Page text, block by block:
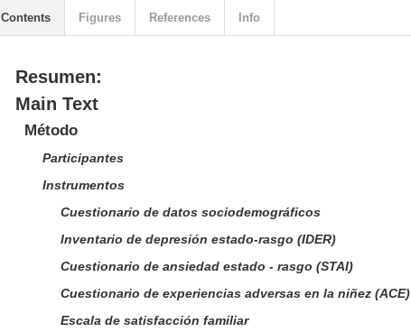
Resumen:
Main Text
Método
Participantes
Instrumentos
Cuestionario de datos sociodemográficos
Inventario de depresión estado-rasgo (IDER)
Cuestionario de ansiedad estado - rasgo (STAI)
Cuestionario de experiencias adversas en la niñez (ACE)
Escala de satisfacción familiar
Contents Figures References Info